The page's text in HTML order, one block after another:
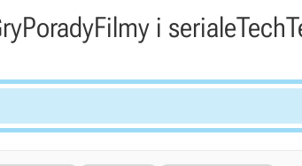
PoradyFilmy i serialeTech